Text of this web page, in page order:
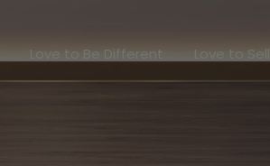
Love to Be Different Love to Sell